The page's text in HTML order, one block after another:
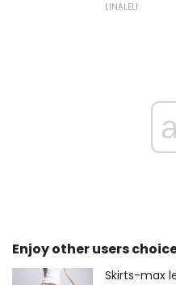
LINALELI
Enjoy other users
Skirts-max